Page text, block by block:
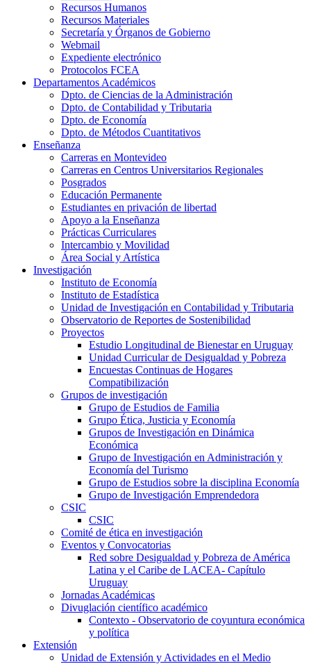
Recursos Humanos
Recursos Materiales
Secretaría y Órganos de Gobierno
Webmail
Expediente electrónico
Protocolos FCEA
Departamentos Académicos
Dpto. de Ciencias de la Administración
Dpto. de Contabilidad y Tributaria
Dpto. de Economía
Dpto. de Métodos Cuantitativos
Enseñanza
Carreras en Montevideo
Carreras en Centros Universitarios Regionales
Posgrados
Educación Permanente
Estudiantes en privación de libertad
Apoyo a la Enseñanza
Prácticas Curriculares
Intercambio y Movilidad
Área Social y Artística
Investigación
Instituto de Economía
Instituto de Estadística
Unidad de Investigación en Contabilidad y Tributaria
Observatorio de Reportes de Sostenibilidad
Proyectos
Estudio Longitudinal de Bienestar en Uruguay
Unidad Curricular de Desigualdad y Pobreza
Encuestas Continuas de Hogares
Compatibilización
Grupos de investigación
Grupo de Estudios de Familia
Grupo Ética, Justicia y Economía
Grupos de Investigación en Dinámica
Económica
Grupo de Investigación en Administración y
Economía del Turismo
Grupo de Estudios sobre la disciplina Economía
Grupo de Investigación Emprendedora
CSIC
CSIC
Comité de ética en investigación
Eventos y Convocatorias
Red sobre Desigualdad y Pobreza de América
Latina y el Caribe de LACEA- Capítulo
Uruguay
Jornadas Académicas
Divuglación científico académico
Contexto - Observatorio de coyuntura económica
y política
Extensión
Unidad de Extensión y Actividades en el Medio